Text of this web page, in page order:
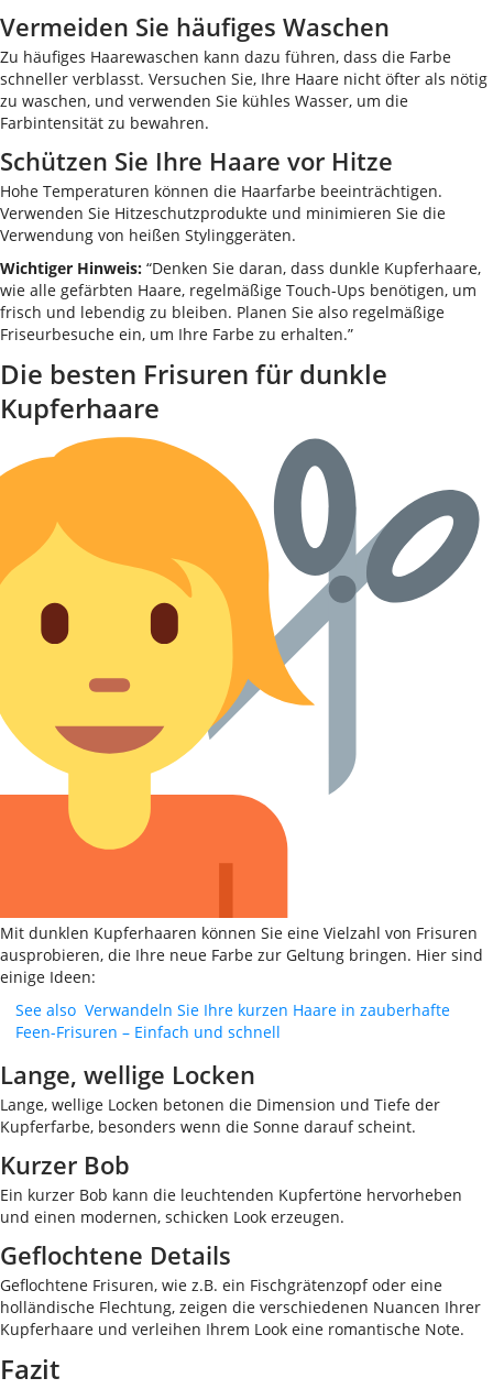
Vermeiden Sie häufiges Waschen
Zu häufiges Haarewaschen kann dazu führen, dass die Farbe
schneller verblasst. Versuchen Sie, Ihre Haare nicht öfter als nötig
zu waschen, und verwenden Sie kühles Wasser, um die
Farbintensität zu bewahren.
Schützen Sie Ihre Haare vor Hitze
Hohe Temperaturen können die Haarfarbe beeinträchtigen.
Verwenden Sie Hitzeschutzprodukte und minimieren Sie die
Verwendung von heißen Stylinggeräten.
Wichtiger Hinweis: “Denken Sie daran, dass dunkle Kupferhaare,
wie alle gefärbten Haare, regelmäßige Touch-Ups benötigen, um
frisch und lebendig zu bleiben. Planen Sie also regelmäßige
Friseurbesuche ein, um Ihre Farbe zu erhalten.”
Die besten Frisuren für dunkle
Kupferhaare
Mit dunklen Kupferhaaren können Sie eine Vielzahl von Frisuren
ausprobieren, die Ihre neue Farbe zur Geltung bringen. Hier sind
einige Ideen:
See also Verwandeln Sie Ihre kurzen Haare in zauberhafte
Feen-Frisuren – Einfach und schnell
Lange, wellige Locken
Lange, wellige Locken betonen die Dimension und Tiefe der
Kupferfarbe, besonders wenn die Sonne darauf scheint.
Kurzer Bob
Ein kurzer Bob kann die leuchtenden Kupfertöne hervorheben
und einen modernen, schicken Look erzeugen.
Geflochtene Details
Geflochtene Frisuren, wie z.B. ein Fischgrätenzopf oder eine
holländische Flechtung, zeigen die verschiedenen Nuancen Ihrer
Kupferhaare und verleihen Ihrem Look eine romantische Note.
Fazit